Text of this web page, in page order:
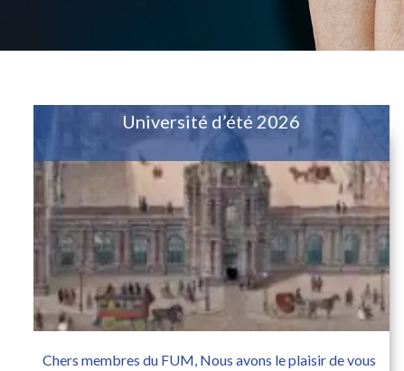
Université d’été 2026
Chers membres du FUM, Nous avons le plaisir de vous